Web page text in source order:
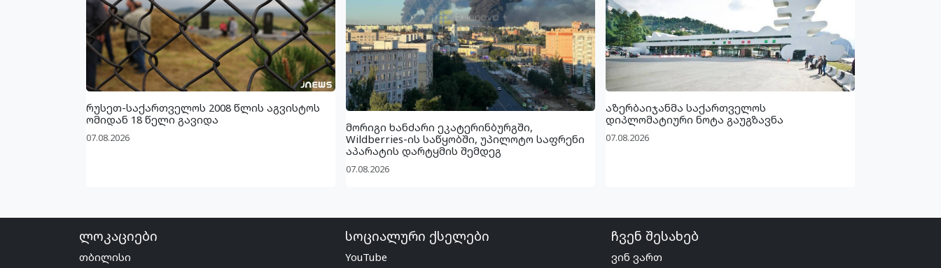
რუსეთ-საქართველოს 2008 წლის აგვისტოს
ომიდან 18 წელი გავიდა
07.08.2026
მორიგი ხანძარი ეკატერინბურგში,
Wildberries-ის საწყობში, უპილოტო საფრენი
აპარატის დარტყმის შემდეგ
07.08.2026
აზერბაიჯანმა საქართველოს
დიპლომატიური ნოტა გაუგზავნა
07.08.2026
ლოკაციები
თბილისი
სოციალური ქსელები
YouTube
ჩვენ შესახებ
ვინ ვართ